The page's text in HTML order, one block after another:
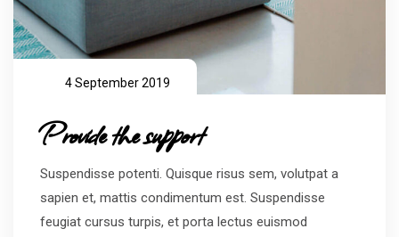
4 September 2019
Provide the support
Suspendisse potenti. Quisque risus sem, volutpat a
sapien et, mattis condimentum est. Suspendisse
feugiat cursus turpis, et porta lectus euismod